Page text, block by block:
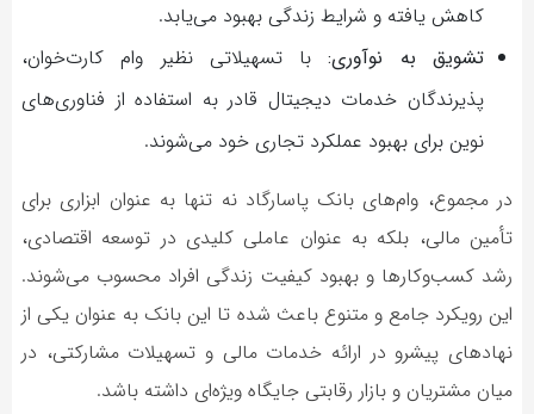
کاهش یافته و شرایط زندگی بهبود می‌یابد.
تشویق به نوآوری:با تسهیلاتی نظیر وام کارت‌خوان،
پذیرندگان خدمات دیجیتال قادر به استفاده از فناوری‌های
نوین برای بهبود عملکرد تجاری خود می‌شوند.
در مجموع، وام‌های بانک پاسارگاد نه تنها به عنوان ابزاری برای
تأمین مالی، بلکه به عنوان عاملی کلیدی در توسعه اقتصادی،
رشد کسب‌وکارها و بهبود کیفیت زندگی افراد محسوب می‌شوند.
این رویکرد جامع و متنوع باعث شده تا این بانک به عنوان یکی از
نهادهای پیشرو در ارائه خدمات مالی و تسهیلات مشارکتی، در
میان مشتریان و بازار رقابتی جایگاه ویژه‌ای داشته باشد.